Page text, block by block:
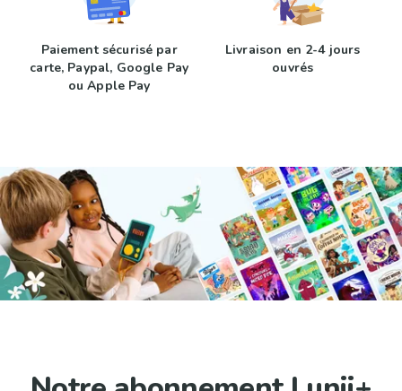
Paiement sécurisé par
carte, Paypal, Google Pay
ou Apple Pay
Livraison en 2-4 jours
ouvrés